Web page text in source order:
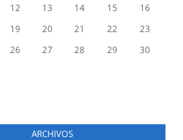
12 13 14 15
16
19 20 21 22
23
26 27 28 29
30
ARCHIVOS